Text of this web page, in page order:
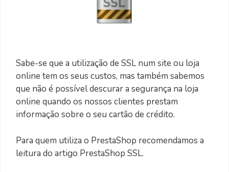
Sabe-se que a utilização de SSL num site ou loja
online tem os seus custos, mas também sabemos
que não é possível descurar a segurança na loja
online quando os nossos clientes prestam
informação sobre o seu cartão de crédito.
Para quem utiliza o PrestaShop recomendamos a
leitura do artigo PrestaShop SSL.